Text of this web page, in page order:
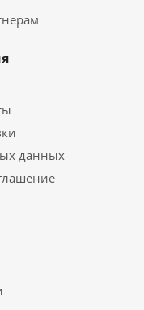
данных